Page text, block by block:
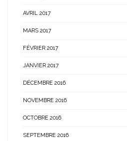
AVRIL 2017
MARS 2017
FÉVRIER 2017
JANVIER 2017
DÉCEMBRE 2016
NOVEMBRE 2016
OCTOBRE 2016
SEPTEMBRE 2016